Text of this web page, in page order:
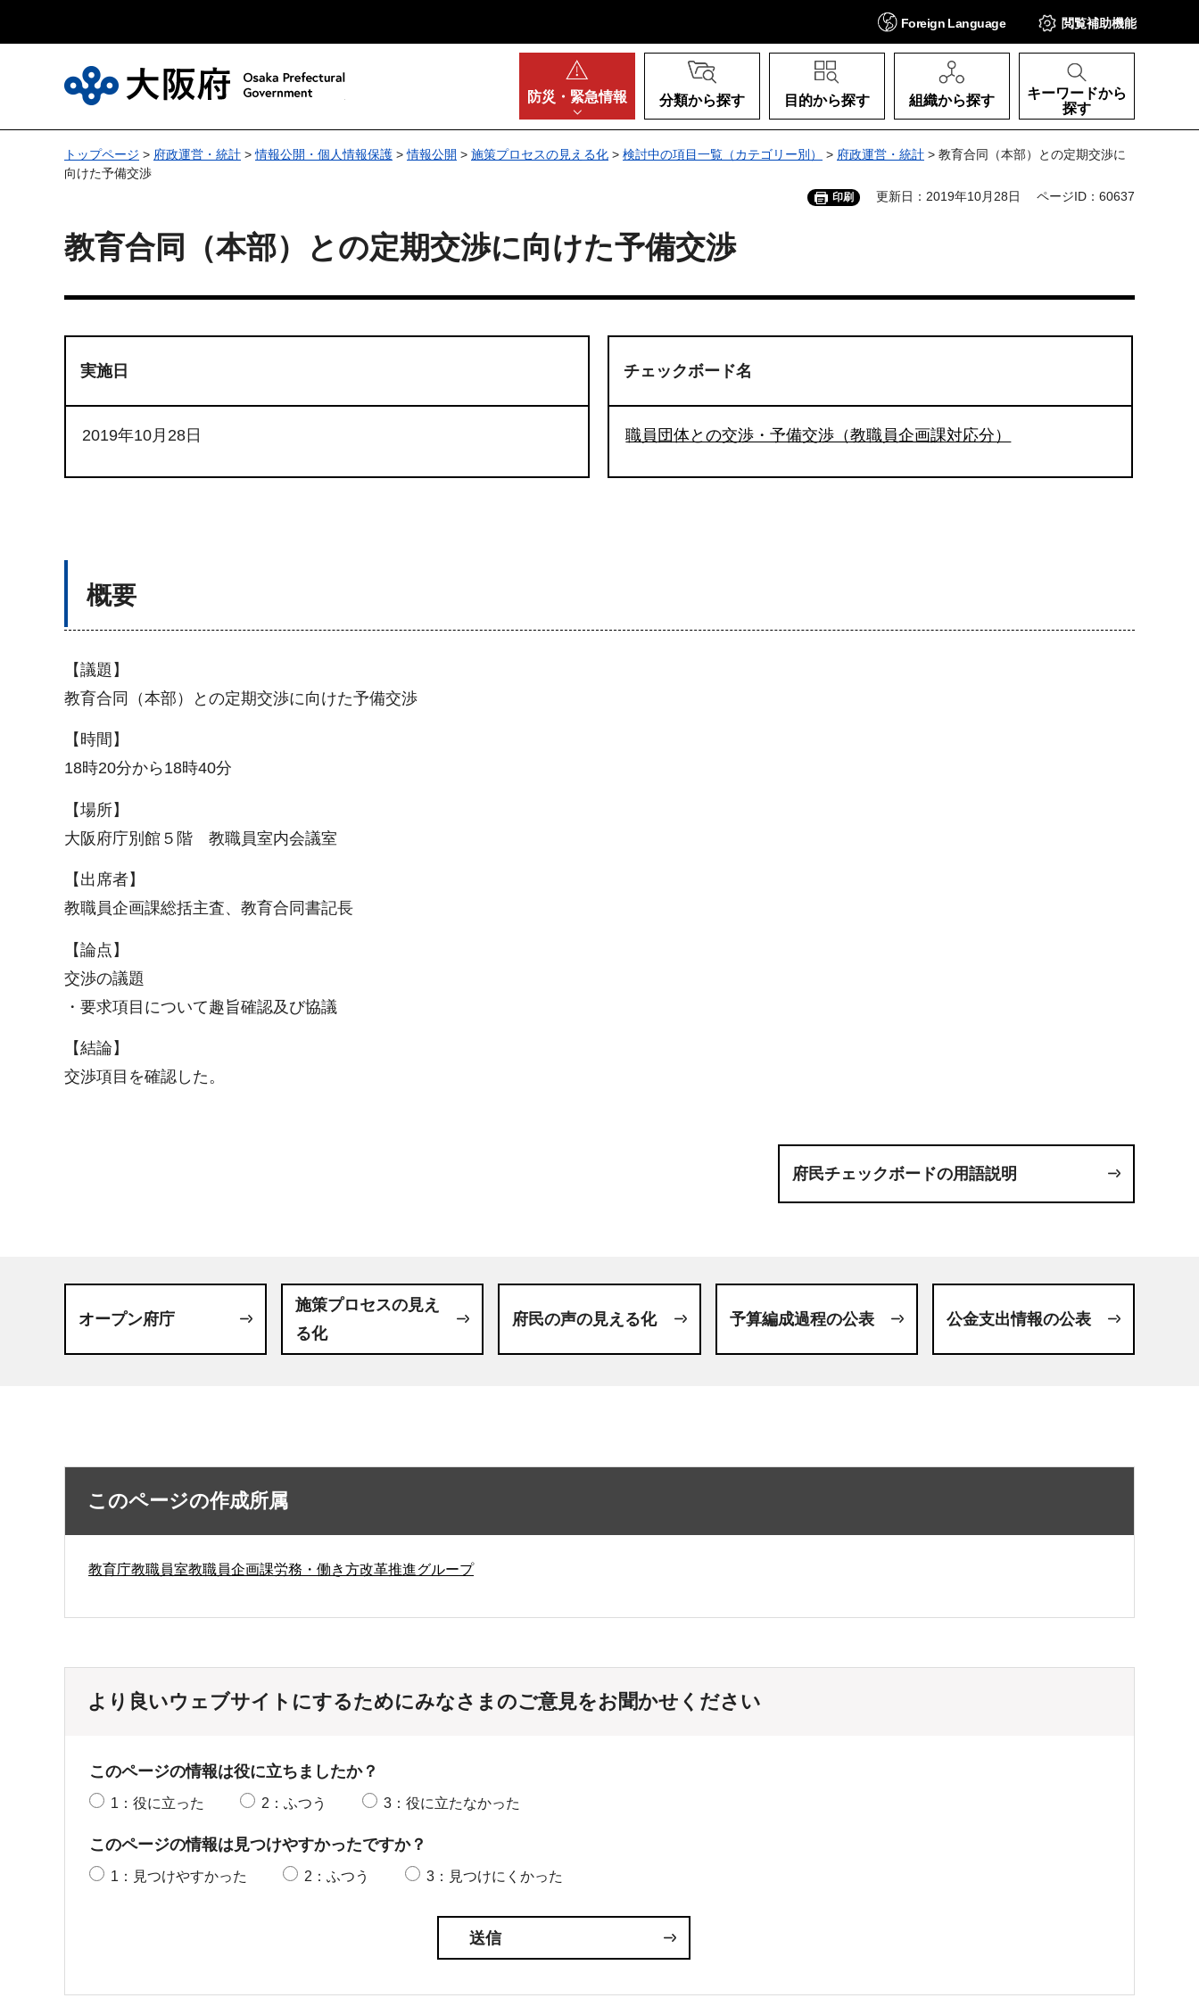
Foreign Language 閲覧補助機能
防災・ 緊急情報 分類から探す 目的から探す 組織から探す
キーワードから
探す
トップページ > 府政運営・統計 >情報公開・個人情報保護 >情報公開 > 施策プロセスの見える化 > 検討中の項目一覧（カテゴリー別） > 府政運営・統計 > 教育合同（本部）との定期交渉に
向けた予備交渉
印刷 更新日：2019年10月28日 ページID：60637
教育合同（本部）との定期交渉に向けた予備交渉
実施日
2019年10月28日
チェックボード名
職員団体との交渉・予備交渉（教職員企画課対応分）
概要
【議題】
教育合同（本部）との定期交渉に向けた予備交渉
【時間】
18時20分から18時40分
【場所】
大阪府庁別館５階 教職員室内会議室
【出席者】
教職員企画課総括主査、教育合同書記長
【論点】
交渉の議題
・要求項目について趣旨確認及び協議
【結論】
交渉項目を確認した。
府民チェックボードの用語説明
オープン府庁
施策プロセスの見え
る化
府民の声の見える化 予算編成過程の公表 公金支出情報の公表
このページの作成所属
教育庁教職員室教職員企画課労務・働き方改革推進グループ
より良いウェブサイトにするためにみなさまのご意見をお聞かせください
このページの情報は役に立ちましたか？
1：役に立った 2：ふつう 3：役に立たなかった
このページの情報は見つけやすかったですか？
1：見つけやすかった 2：ふつう 3：見つけにくかった